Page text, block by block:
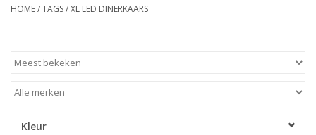
HOME/TAGS/XL LED DINERKAARS
Kleur